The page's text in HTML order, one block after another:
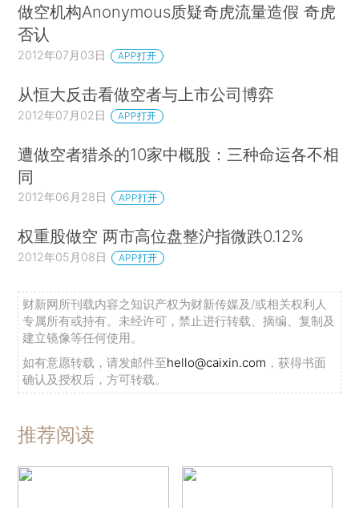
做空机构Anonymous质疑奇虎流量造假 奇虎
否认
2012年07月03日 APP打开
从恒大反击看做空者与上市公司博弈
2012年07月02日 APP打开
遭做空者猎杀的10家中概股：三种命运各不相
同
2012年06月28日 APP打开
权重股做空 两市高位盘整沪指微跌0.12%
2012年05月08日 APP打开
财新网所刊载内容之知识产权为财新传媒及/或相关权利人
专属所有或持有。未经许可，禁止进行转载、摘编、复制及
建立镜像等任何使用。
如有意愿转载，请发邮件至hello@caixin.com ，获得书面
确认及授权后，方可转载。
推荐阅读